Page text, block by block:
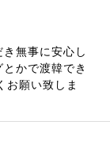
無事に安心し
かで渡韓でき
お願い致しま